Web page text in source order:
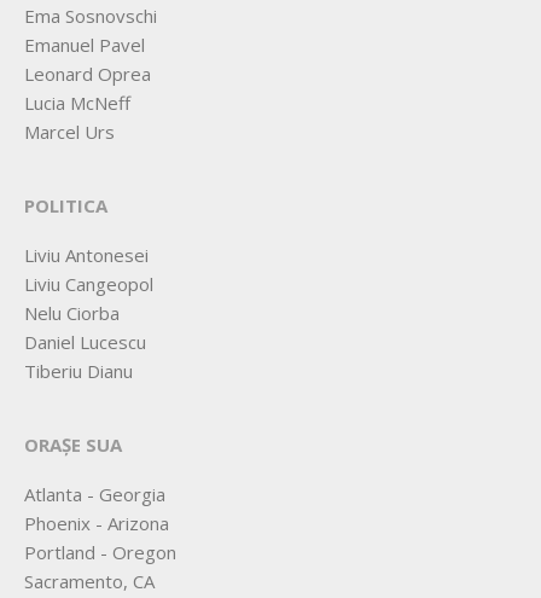
Ema Sosnovschi
Emanuel Pavel
Leonard Oprea
Lucia McNeff
Marcel Urs
POLITICA
Liviu Antonesei
Liviu Cangeopol
Nelu Ciorba
Daniel Lucescu
Tiberiu Dianu
ORAȘE SUA
Atlanta - Georgia
Phoenix - Arizona
Portland - Oregon
Sacramento, CA